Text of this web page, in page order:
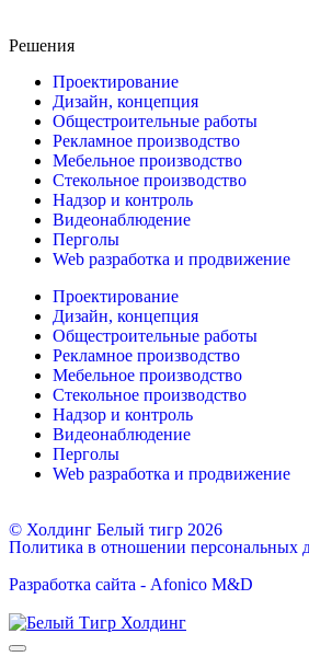
Решения
Проектирование
Дизайн, концепция
Общестроительные работы
Рекламное производство
Мебельное производство
Стекольное производство
Надзор и контроль
Видеонаблюдение
Перголы
Web разработка и продвижение
Проектирование
Дизайн, концепция
Общестроительные работы
Рекламное производство
Мебельное производство
Стекольное производство
Надзор и контроль
Видеонаблюдение
Перголы
Web разработка и продвижение
© Холдинг Белый тигр 2026
Политика в отношении персональных
Разработка сайта - Afonico M&D